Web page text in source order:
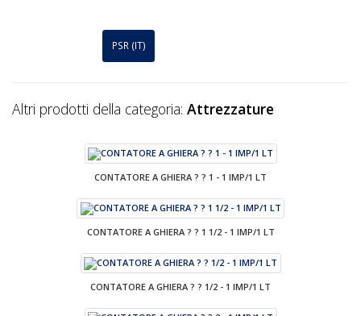
PSR (IT)
Altri prodotti della categoria: Attrezzature
CONTATORE A GHIERA ? ? 1 - 1 IMP/1 LT
CONTATORE A GHIERA ? ? 1 1/2 - 1 IMP/1 LT
CONTATORE A GHIERA ? ? 1/2 - 1 IMP/1 LT